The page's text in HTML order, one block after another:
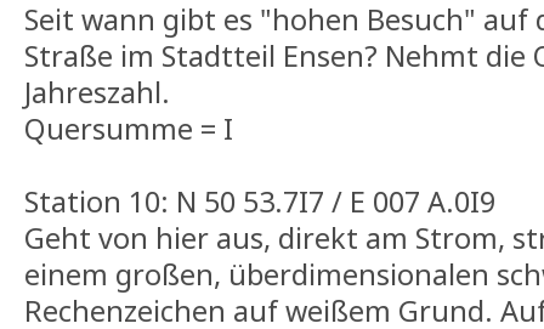
Seit wann gibt es "hohen Besuch" auf
Straße im Stadtteil Ensen? Nehmt die
Jahreszahl.
Quersumme = I
Station 10: N 50 53.7I7 / E 007 A.0I9
Geht von hier aus, direkt am Strom,
einem großen, überdimensionalen
Rechenzeichen auf weißem Grund.